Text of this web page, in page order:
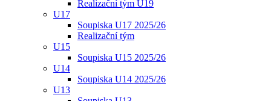
Realizační tým U19
U17
Soupiska U17 2025/26
Realizační tým
U15
Soupiska U15 2025/26
U14
Soupiska U14 2025/26
U13